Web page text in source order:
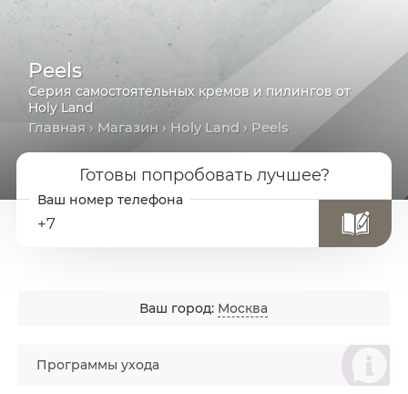
Peels
Серия самостоятельных кремов и пилингов от
Holy Land
Главная › Магазин › Holy Land › Peels
Готовы попробовать лучшее?
+7
Ваш город: Москва
စ
Программы ухода